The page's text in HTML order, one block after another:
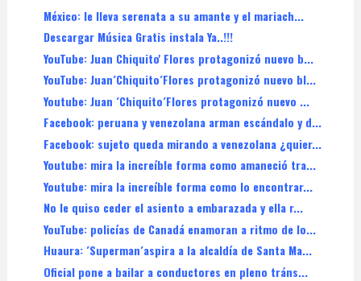
México: le lleva serenata a su amante y el mariach...
Descargar Música Gratis instala Ya..!!!
YouTube: Juan Chiquito' Flores protagonizó nuevo b...
YouTube: Juan´Chiquito´Flores protagonizó nuevo bl...
Youtube: Juan ´Chiquito´Flores protagonizó nuevo ...
Facebook: peruana y venezolana arman escándalo y d...
Facebook: sujeto queda mirando a venezolana ¿quier...
Youtube: mira la increíble forma como amaneció tra...
Youtube: mira la increíble forma como lo encontrar...
No le quiso ceder el asiento a embarazada y ella r...
YouTube: policías de Canadá enamoran a ritmo de lo...
Huaura: ´Superman´aspira a la alcaldía de Santa Ma...
Oficial pone a bailar a conductores en pleno tráns...